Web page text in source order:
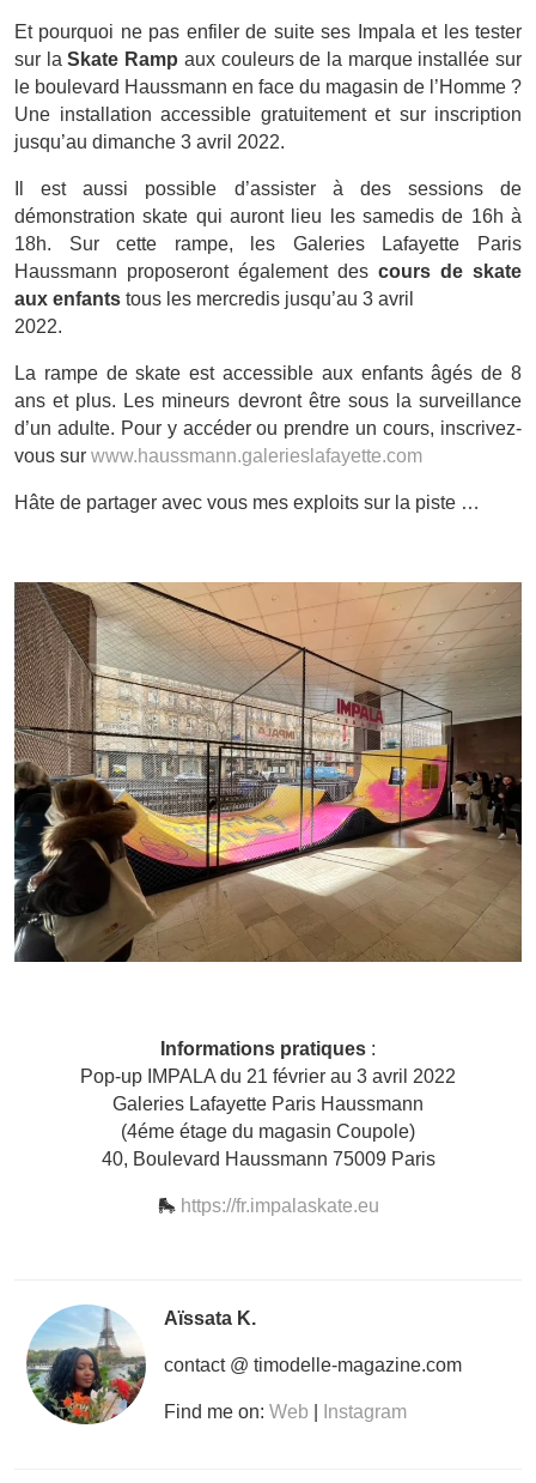
Et pourquoi ne pas enfiler de suite ses Impala et les tester
sur laSkate Ramp aux couleurs de la marque installée sur
le boulevard Haussmann en face du magasin de l’Homme ?
Une installation accessible gratuitement et sur inscription
jusqu’au dimanche 3 avril 2022.
Il est aussi possible d’assister à des sessions de
démonstration skate qui auront lieu les samedis de 16h à
18h. Sur cette rampe, les Galeries Lafayette Paris
Haussmann proposeront également des cours de skate
aux enfants tous les mercredis jusqu’au 3 avril
2022.
La rampe de skate est accessible aux enfants âgés de 8
ans et plus. Les mineurs devront être sous la surveillance
d’un adulte. Pour y accéder ou prendre un cours, inscrivez-
vous sur www.haussmann.galerieslafayette.com
Hâte de partager avec vous mes exploits sur la piste …
Informations pratiques :
Pop-up IMPALA du 21 février au 3 avril 2022
Galeries Lafayette Paris Haussmann
(4éme étage du magasin Coupole)
40, Boulevard Haussmann 75009 Paris
🛼 https://fr.impalaskate.eu
Aïssata K.
contact @ timodelle-magazine.com
Find me on: Web Instagram